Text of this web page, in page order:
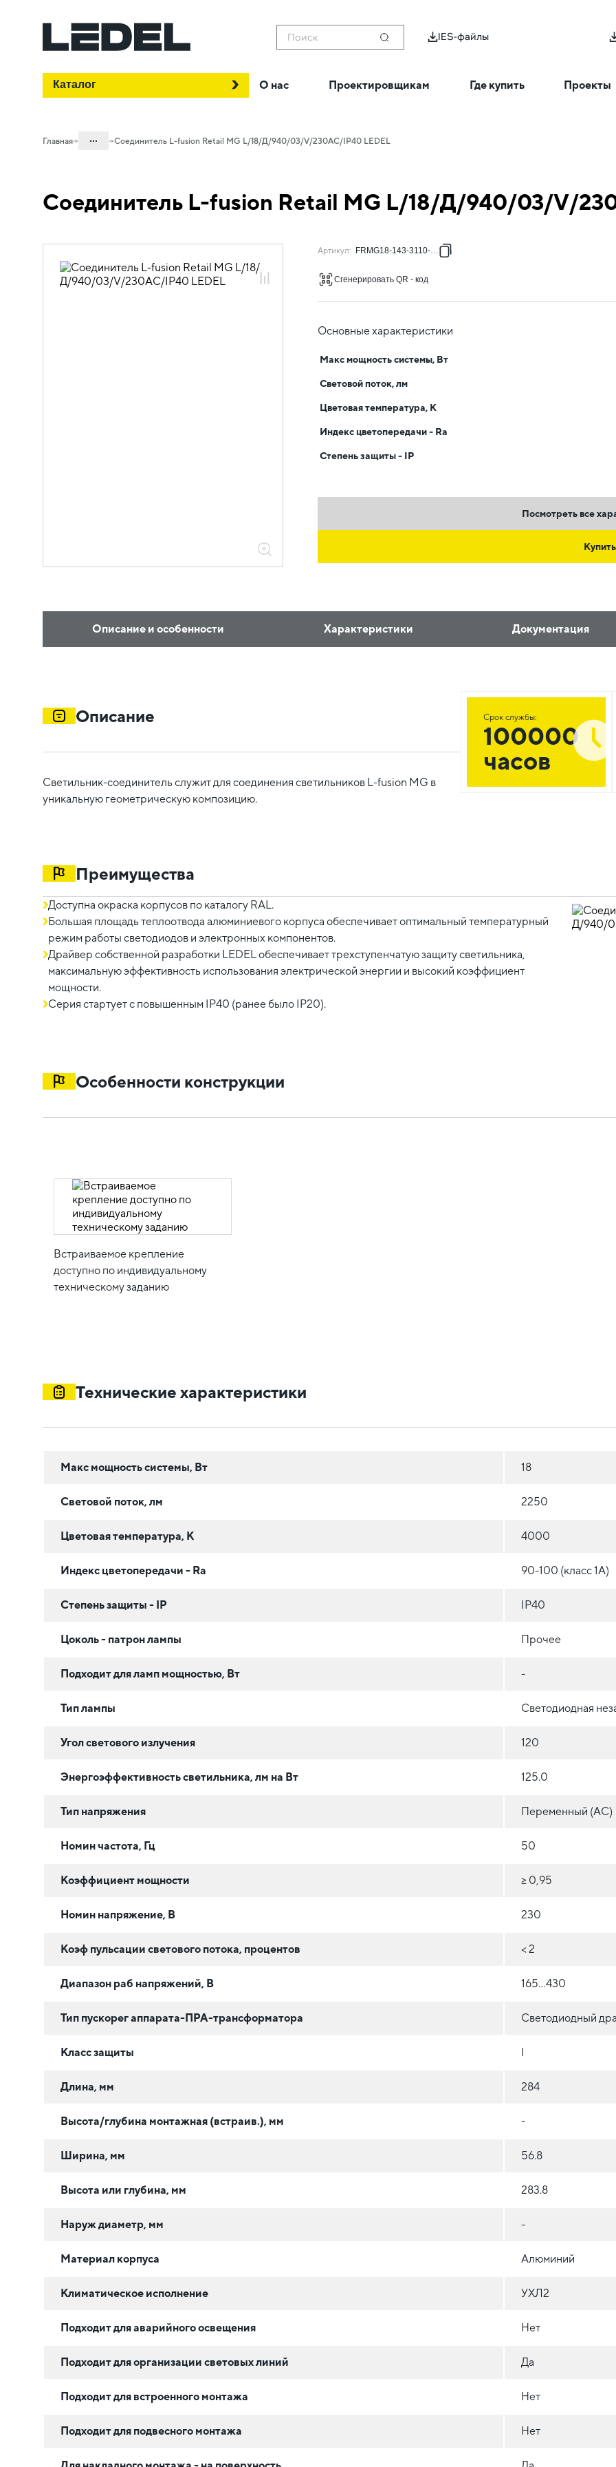
Поиск IES-файлы
Каталог О нас Проектировщикам Где купить Проекты
Главная ...
Проектное освещение LEDEL
L-fusion Retail MG
Соединитель L-fusion Retail MG L/18/Д/940/03/V/230AC/IP40 LEDEL
Соединитель L-fusion Retail MG L/18/Д/940/03/V/
Артикул: FRMG18-143-3110-13G
Сгенерировать QR - код
Основные характеристики
Макс мощность системы, Вт
Световой поток, лм
Цветовая температура, К
Индекс цветопередачи - Ra
Степень защиты - IP
Посмотреть все
Купить
Описание и особенности Характеристики Документация
Описание
Светильник-соединитель служит для соединения светильников L-fusion MG в
уникальную геометрическую композицию.
Срок службы:
100000
часов
Преимущества
Доступна окраска корпусов по каталогу RAL.
Большая площадь теплоотвода алюминиевого корпуса обеспечивает оптимальный температурный
режим работы светодиодов и электронных компонентов.
Драйвер собственной разработки LEDEL обеспечивает трехступенчатую защиту светильника,
максимальную эффективность использования электрической энергии и высокий коэффициент
мощности.
Серия стартует с повышенным IP40 (ранее было IP20).
Особенности конструкции
Встраиваемое крепление
доступно по индивидуальному
техническому заданию
Технические характеристики
Макс мощность системы, Вт 18
Световой поток, лм 2250
Цветовая температура, К 4000
Индекс цветопередачи - Ra 90-100 (класс 1A)
Степень защиты - IP IP40
Цоколь - патрон лампы Прочее
Подходит для ламп мощностью, Вт -
Тип лампы Светодиодная
Угол светового излучения 120
Энергоэффективность светильника, лм на Вт 125.0
Тип напряжения Переменный (AC)
Номин частота, Гц 50
Коэффициент мощности ≥ 0,95
Номин напряжение, В 230
Коэф пульсации светового потока, процентов < 2
Диапазон раб напряжений, В 165...430
Тип пускорег аппарата-ПРА-трансформатора Светодиодный
Класс защиты
Длина, мм 284
Высота/глубина монтажная (встраив.), мм -
Ширина, мм 56.8
Высота или глубина, мм 283.8
Наруж диаметр, мм -
Материал корпуса Алюминий
Климатическое исполнение УХЛ2
Подходит для аварийного освещения Нет
Подходит для организации световых линий Да
Подходит для встроенного монтажа Нет
Подходит для подвесного монтажа Нет